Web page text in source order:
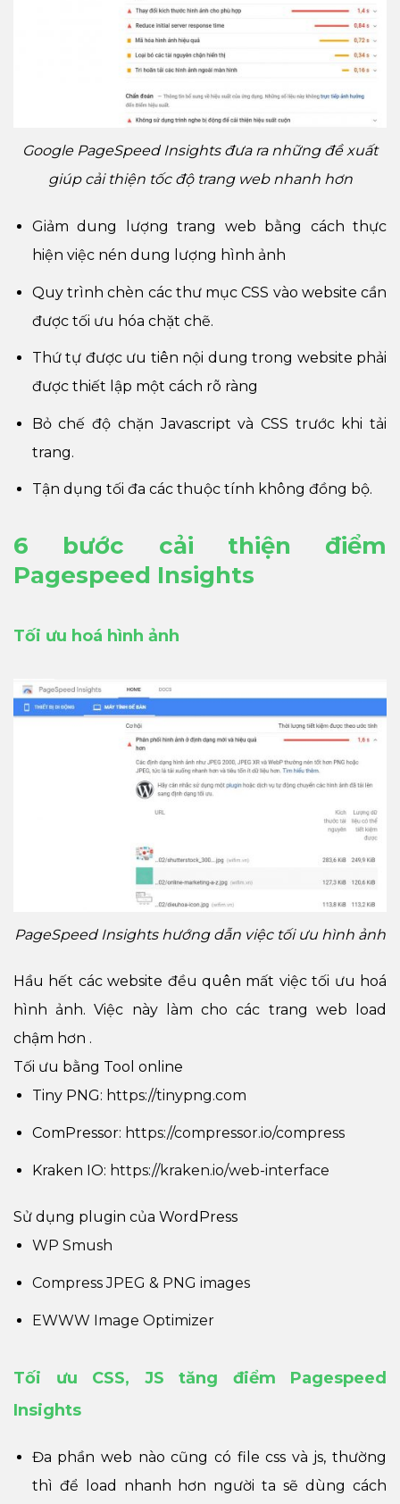
Google PageSpeed Insights đưa ra những đề xuất
giúp cải thiện tốc độ trang web nhanh hơn
Giảm dung lượng trang web bằng cách thực
hiện việc nén dung lượng hình ảnh
Quy trình chèn các thư mục CSS vào website cần
được tối ưu hóa chặt chẽ.
Thứ tự được ưu tiên nội dung trong website phải
được thiết lập một cách rõ ràng
Bỏ chế độ chặn Javascript và CSS trước khi tải
trang.
Tận dụng tối đa các thuộc tính không đồng bộ.
6 bước cải thiện điểm
Pagespeed Insights
Tối ưu hoá hình ảnh
PageSpeed Insights hướng dẫn việc tối ưu hình ảnh
Hầu hết các website đều quên mất việc tối ưu hoá
hình ảnh. Việc này làm cho các trang web load
chậm hơn .
Tối ưu bằng Tool online
Tiny PNG: https://tinypng.com
ComPressor: https://compressor.io/compress
Kraken IO: https://kraken.io/web-interface
Sử dụng plugin của WordPress
WP Smush
Compress JPEG & PNG images
EWWW Image Optimizer
Tối ưu CSS, JS tăng điểm Pagespeed
Insights
Đa phần web nào cũng có file css và js, thường
thì để load nhanh hơn người ta sẽ dùng cách